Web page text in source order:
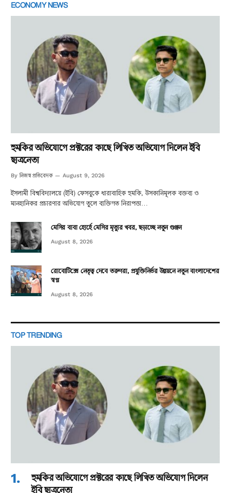
ECONOMY NEWS
হুমকির অভিযোগে প্রক্টরের কাছে লিখিত অভিযোগ দিলেন ইবি
ছাত্রনেতা
By নিজস্ব প্রতিবেদক August 9, 2026
ইসলামী বিশ্ববিদ্যালয়ে (ইবি) ফেসবুকে ধারাবাহিক হুমকি, উসকানিমূলক বক্তব্য ও
মানহানিকর প্রচারণার অভিযোগ তুলে ব্যক্তিগত নিরাপত্তা…
মেসির বাবা হোর্হে মেসির মৃত্যুর খবর, ছড়াচ্ছে নতুন গুঞ্জন
August 8, 2026
রোবোটিক্সে নেতৃত্ব দেবে তরুণরা, প্রযুক্তিনির্ভর উন্নয়নে নতুন বাংলাদেশের
স্বপ্ন
August 8, 2026
TOP TRENDING
হুমকির অভিযোগে প্রক্টরের কাছে লিখিত অভিযোগ দিলেন
ইবি ছাত্রনেতা